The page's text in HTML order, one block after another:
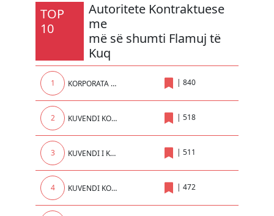
TOP
10
Autoritete Kontraktuese
me
më së shumti Flamuj të
Kuq
1 KORPORATA ENERGJETIKE E KOSOVES sh.a. | 840
2 KUVENDI KOMUNAL | 518
3 KUVENDI I KOMUNES SE PRISHTINES | 511
4 KUVENDI KOMUNAL I PRIZRENIT | 472